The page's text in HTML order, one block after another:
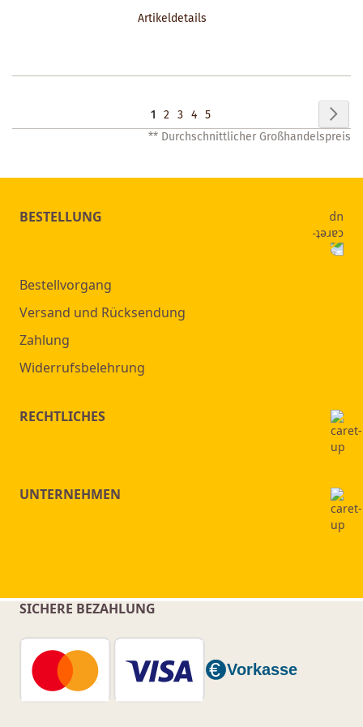
Artikeldetails
Seite
Sie
lesen
1 Seite
2 Seite
3 Seite
4 Seite
5
** Durchschnittlicher Großhandelspreis
BESTELLUNG
Bestellvorgang
Versand und Rücksendung
Zahlung
Widerrufsbelehrung
RECHTLICHES
UNTERNEHMEN
SICHERE BEZAHLUNG